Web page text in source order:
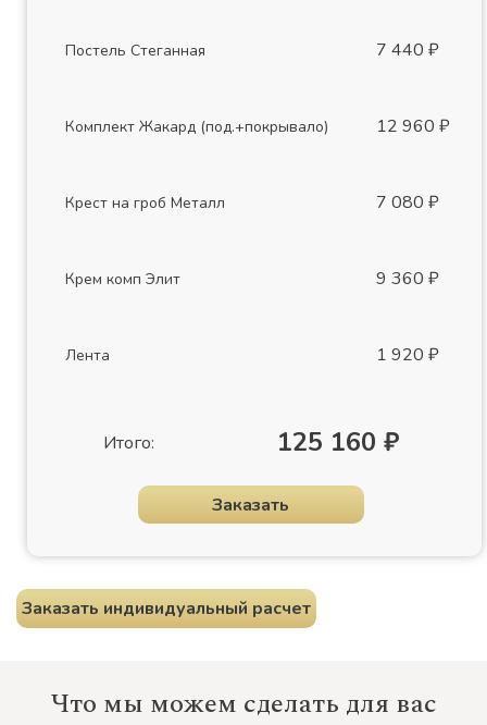
Постель Стеганная 7 440 ₽
Комплект Жакард (под.+покрывало) 12 960 ₽
Крест на гроб Металл 7 080 ₽
Крем комп Элит 9 360 ₽
Лента 1 920 ₽
Итого: 125 160 ₽
Заказать
Заказать индивидуальный расчет
Что мы можем сделать для вас